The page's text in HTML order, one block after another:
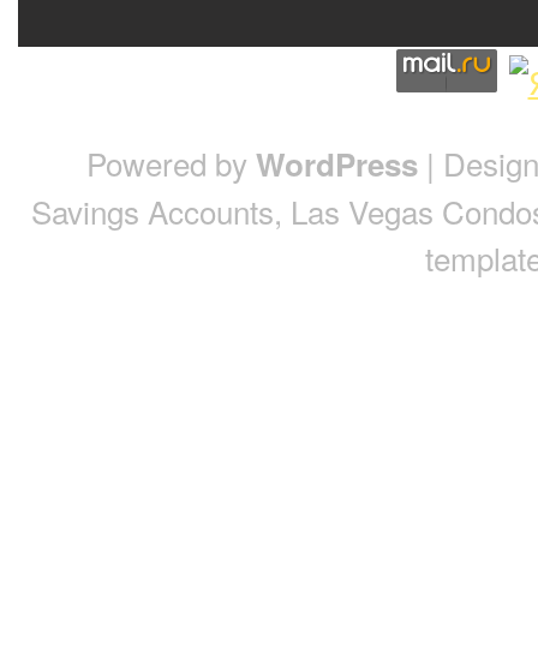
Powered by WordPress |
Savings Accounts, Las Vegas